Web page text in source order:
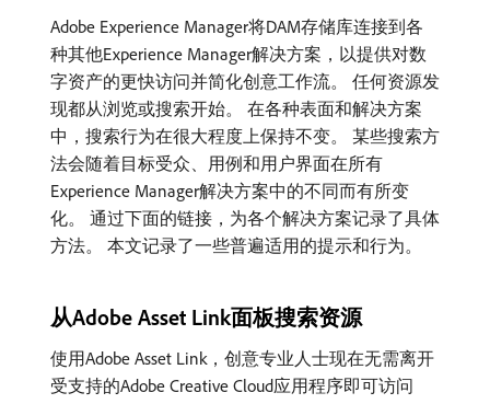
Adobe Experience Manager将DAM存储库连接到各
种其他Experience Manager解决方案，以提供对数
字资产的更快访问并简化创意工作流。 任何资源发
现都从浏览或搜索开始。 在各种表面和解决方案
中，搜索行为在很大程度上保持不变。 某些搜索方
法会随着目标受众、用例和用户界面在所有
Experience Manager解决方案中的不同而有所变
化。 通过下面的链接，为各个解决方案记录了具体
方法。 本文记录了一些普遍适用的提示和行为。
从Adobe Asset Link面板搜索资源
使用Adobe Asset Link，创意专业人士现在无需离开
受支持的Adobe Creative Cloud应用程序即可访问